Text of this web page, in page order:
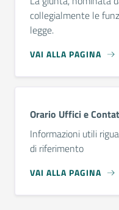
collegialmente le
legge.
VAI ALLA PAGINA
Orario Uffici e
Informazioni utili
di riferimento
VAI ALLA PAGINA